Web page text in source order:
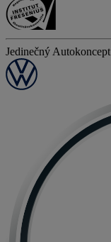
Jedinečný Autokoncept